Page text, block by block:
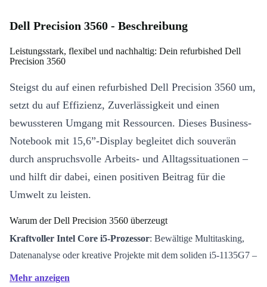
Dell Precision 3560 - Beschreibung
Leistungsstark, flexibel und nachhaltig: Dein refurbished Dell
Precision 3560
Steigst du auf einen refurbished Dell Precision 3560 um,
setzt du auf Effizienz, Zuverlässigkeit und einen
bewussteren Umgang mit Ressourcen. Dieses Business-
Notebook mit 15,6”-Display begleitet dich souverän
durch anspruchsvolle Arbeits- und Alltagssituationen –
und hilft dir dabei, einen positiven Beitrag für die
Umwelt zu leisten.
Warum der Dell Precision 3560 überzeugt
Kraftvoller Intel Core i5-Prozessor: Bewältige Multitasking,
Datenanalyse oder kreative Projekte mit dem soliden i5-1135G7 –
vier Kerne liefern dir reaktionsschnelle Performance.
Mehr anzeigen